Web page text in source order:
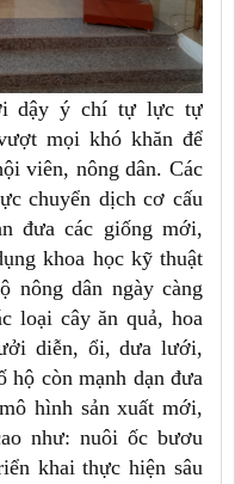
dậy ý chí tự lực tự
mọi khó khăn để
viên, nông dân. Các
chuyển dịch cơ cấu
đưa các giống mới,
khoa học kỹ thuật
nông dân ngày càng
loại cây ăn quả, hoa
diễn, ổi, dưa lưới,
hộ còn mạnh dạn đưa
hình sản xuất mới,
như: nuôi ốc bươu
khai thực hiện sâu